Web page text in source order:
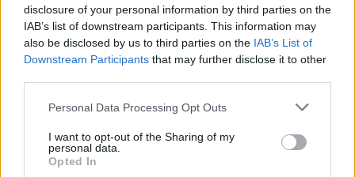
disclosure of your personal information by third parties on the
IAB’s list of downstream participants. This information may
also be disclosed by us to third parties on the IAB’s List of
Downstream Participants that may further disclose it to other
Please note that this website/app uses one or more Google
not limited to your visit or usage behaviour. You may click to
grant or deny consent to Google and its third-party tags to
use your data for below specified purposes in below Google
Personal Data Processing Opt Outs
I want to opt-out of the Sharing of my
personal data.
Opted In